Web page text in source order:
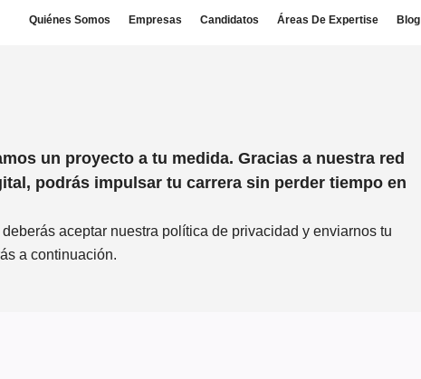
Quiénes Somos Empresas Candidatos Áreas De Expertise Blog
un proyecto a tu medida. Gracias a nuestra red
podrás impulsar tu carrera sin perder tiempo en
aceptar nuestra política de privacidad y enviarnos tu
a continuación.